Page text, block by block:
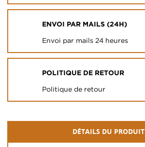
ENVOI PAR MAILS (24H)
Envoi par mails 24 heures
POLITIQUE DE RETOUR
Politique de retour
DÉTAILS DU PRODUIT